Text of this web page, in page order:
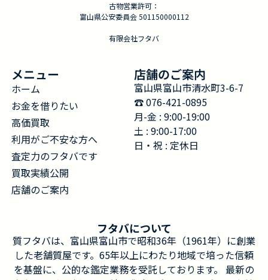
古物営業許可：
富山県公安委員会 501150000112
有限会社フタバ
メニュー
ホーム
お金を借りたい
高価買取
利用がご不安な方へ
査定力のフタバです
買取実績公開
店舗のご案内
店舗のご案内
富山県富山市清水町3-6-7
☎︎ 076-421-0895
月-金 : 9:00-19:00
土 : 9:00-17:00
日・祝 : 定休日
フタバについて
質フタバは、富山県富山市で昭和36年（1961年）に創業
した老舗質屋です。65年以上にわたり地域で培った信頼
を基盤に、公的な鑑定業務を受託しております。 最新の